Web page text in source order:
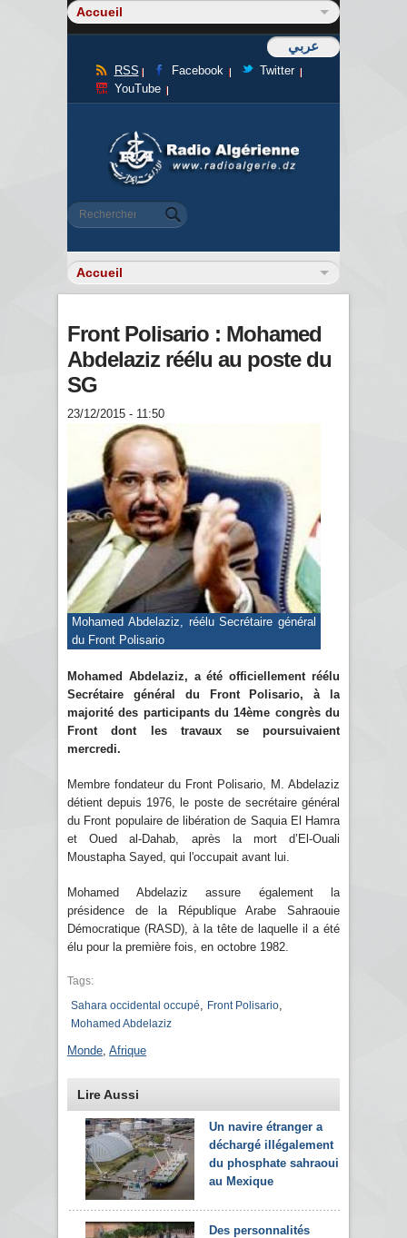
عربي
RSS Facebook
Twitter
YouTube
Formulaire de recherche
Rechercher
Front Polisario : Mohamed
Abdelaziz réélu au poste du
SG
23/12/2015 - 11:50
Mohamed Abdelaziz, réélu Secrétaire général
du Front Polisario
Mohamed Abdelaziz, a été officiellement réélu
Secrétaire général du Front Polisario, à la
majorité des participants du 14ème congrès du
Front dont les travaux se poursuivaient
mercredi.
Membre fondateur du Front Polisario, M. Abdelaziz
détient depuis 1976, le poste de secrétaire général
du Front populaire de libération de Saquia El Hamra
et Oued al-Dahab, après la mort d’El-Ouali
Moustapha Sayed, qui l'occupait avant lui.
Mohamed Abdelaziz assure également la
présidence de la République Arabe Sahraouie
Démocratique (RASD), à la tête de laquelle il a été
élu pour la première fois, en octobre 1982.
Tags:
Sahara occidental occupé
Front Polisario
Mohamed Abdelaziz
Monde Afrique
Lire Aussi
Un navire étranger a
déchargé illégalement
du phosphate sahraoui
au Mexique
Des personnalités